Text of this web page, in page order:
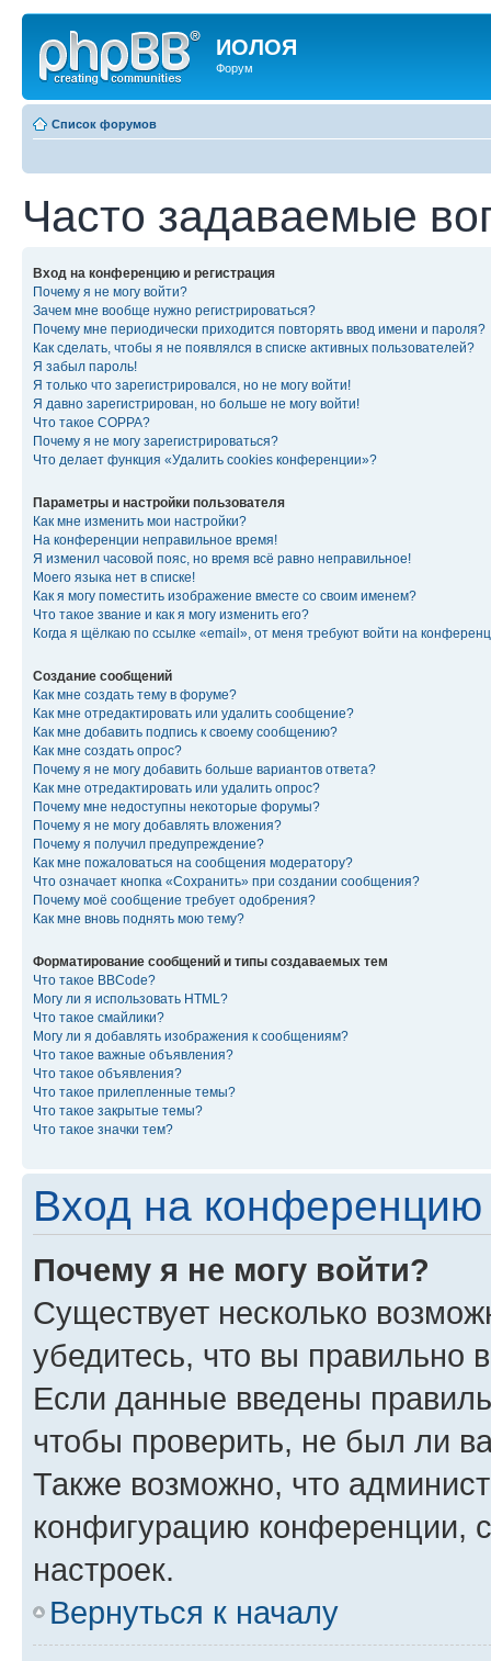
ИОЛОЯ
Форум
Список форумов
Часто задаваемые
Вход на конференцию и регистрация
Почему я не могу войти?
Зачем мне вообще нужно регистрироваться?
Почему мне периодически приходится повторять ввод имени и пароля?
Как сделать, чтобы я не появлялся в списке активных пользователей?
Я забыл пароль!
Я только что зарегистрировался, но не могу войти!
Я давно зарегистрирован, но больше не могу войти!
Что такое COPPA?
Почему я не могу зарегистрироваться?
Что делает функция «Удалить cookies конференции»?
Параметры и настройки пользователя
Как мне изменить мои настройки?
На конференции неправильное время!
Я изменил часовой пояс, но время всё равно неправильное!
Моего языка нет в списке!
Как я могу поместить изображение вместе со своим именем?
Что такое звание и как я могу изменить его?
Когда я щёлкаю по ссылке «email», от меня требуют войти на
Создание сообщений
Как мне создать тему в форуме?
Как мне отредактировать или удалить сообщение?
Как мне добавить подпись к своему сообщению?
Как мне создать опрос?
Почему я не могу добавить больше вариантов ответа?
Как мне отредактировать или удалить опрос?
Почему мне недоступны некоторые форумы?
Почему я не могу добавлять вложения?
Почему я получил предупреждение?
Как мне пожаловаться на сообщения модератору?
Что означает кнопка «Сохранить» при создании сообщения?
Почему моё сообщение требует одобрения?
Как мне вновь поднять мою тему?
Форматирование сообщений и типы создаваемых тем
Что такое BBCode?
Могу ли я использовать HTML?
Что такое смайлики?
Могу ли я добавлять изображения к сообщениям?
Что такое важные объявления?
Что такое объявления?
Что такое прилепленные темы?
Что такое закрытые темы?
Что такое значки тем?
Вход на конференцию
Почему я не могу войти?
Существует несколько
убедитесь, что вы правильно
Если данные введены
чтобы проверить, не был ли
Также возможно, что
конфигурацию конференции,
настроек.
Вернуться к началу